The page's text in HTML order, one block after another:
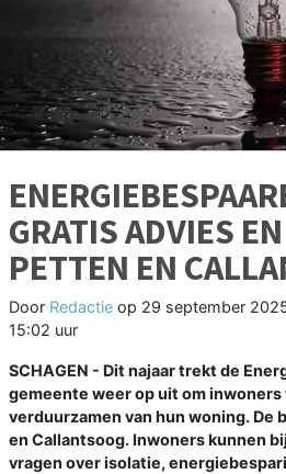
GRATIS ADVIES
PETTEN EN
Door Redactie op 29 september
15:02 uur
SCHAGEN - Dit najaar trekt de
gemeente weer op uit om
verduurzamen van hun woning. De
en Callantsoog. Inwoners kunnen
vragen over isolatie,